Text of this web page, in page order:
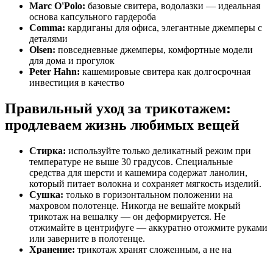
Marc O'Polo: базовые свитера, водолазки — идеальная
основа капсульного гардероба
Comma: кардиганы для офиса, элегантные джемперы с
деталями
Olsen: повседневные джемперы, комфортные модели
для дома и прогулок
Peter Hahn: кашемировые свитера как долгосрочная
инвестиция в качество
Правильный уход за трикотажем:
продлеваем жизнь любимых вещей
Стирка: используйте только деликатный режим при
температуре не выше 30 градусов. Специальные
средства для шерсти и кашемира содержат ланолин,
который питает волокна и сохраняет мягкость изделий.
Сушка: только в горизонтальном положении на
махровом полотенце. Никогда не вешайте мокрый
трикотаж на вешалку — он деформируется. Не
отжимайте в центрифуге — аккуратно отожмите руками
или заверните в полотенце.
Хранение: трикотаж хранят сложенным, а не на